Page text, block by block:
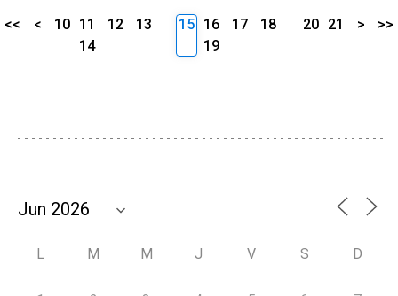
<< < 10 11 12
13
14
15 16 17
18
19
20 21 > >>
L M M J V S D